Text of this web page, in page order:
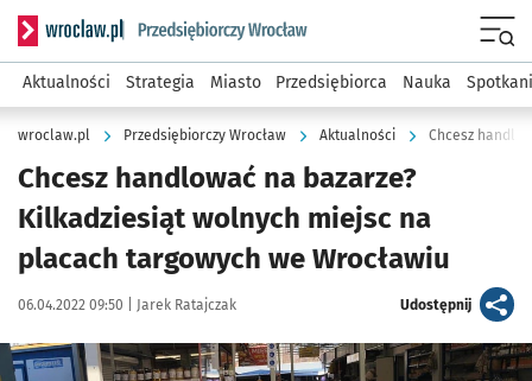
Serwis informacyjny wroclaw.pl podserwis: Strategia
Aktualności Strategia Miasto Przedsiębiorca Nauka
wroclaw.pl Przedsiębiorczy Wrocław Aktualności
Chcesz handlować na bazarze?
Kilkadziesiąt wolnych miejsc na
placach targowych we Wrocławiu
Data publikacji:
06.04.2022 09:50 | Autor:
Jarek Ratajczak Udostępnijartykuł
Kliknij, aby powiększyć